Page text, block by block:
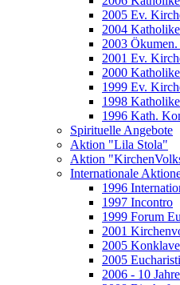
2005 Ev.
2004
2003
2001 Ev.
2000
1999 Ev.
1998
1996 Kath.
Spirituelle Angebote
Aktion "Lila Stola"
Aktion
Internationale
1996
1997 Incontro
1999 Forum
2001
2005 Konklave
2005
2006 - 10